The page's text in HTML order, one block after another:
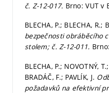
č. Z-12-017. Brno: VUT v
BLECHA, P.; BLECHA, R.;
bezpečnosti obráběcího
stolem; č. Z-12-011.
BLECHA, P.; NOVOTNÝ,
BRADÁČ, F.; PAVLÍK, J.
požadavků na efektivní